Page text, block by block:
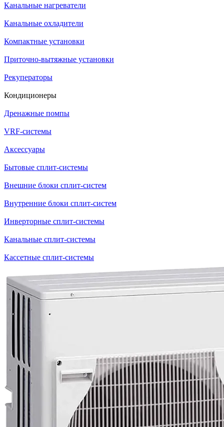
Канальные нагреватели
Канальные охладители
Компактные установки
Приточно-вытяжные установки
Рекуператоры
Кондиционеры
Дренажные помпы
VRF-системы
Аксессуары
Бытовые сплит-системы
Внешние блоки сплит-систем
Внутренние блоки сплит-систем
Инверторные сплит-системы
Канальные сплит-системы
Кассетные сплит-системы